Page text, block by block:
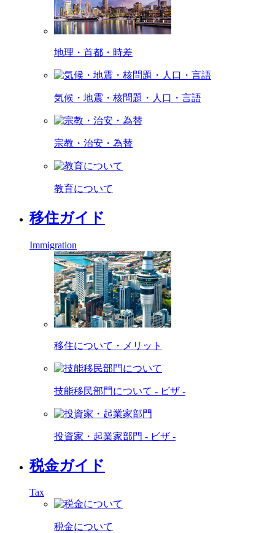
地理・首都・時差
気候・地震・核問題・人口・言語
宗教・治安・為替
教育について
移住ガイド
Immigration
移住について・メリット
技能移民部門について - ビザ -
投資家・起業家部門 - ビザ -
税金ガイド
Tax
税金について